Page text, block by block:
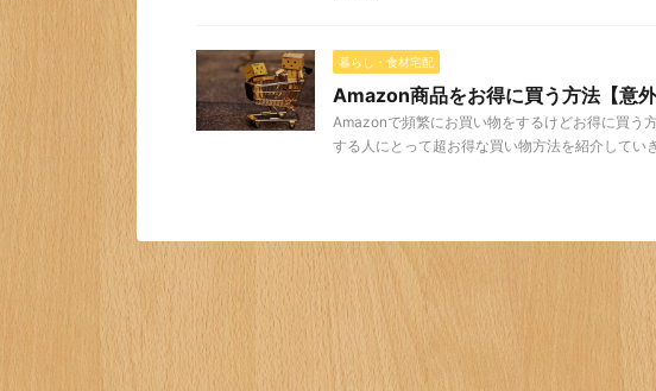
暮らし・食材宅配
Amazon商品をお得に買う方法【意外
Amazonで頻繁にお買い物をするけどお得に買う
する人にとって超お得な買い物方法を紹介して